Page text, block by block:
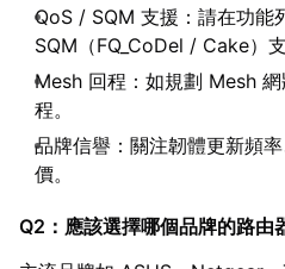
QoS / SQM 支援：請在功能
SQM（FQ_CoDel / Cake）支
Mesh 回程：如規劃 Mesh
程。
品牌信譽：關注韌體更新頻
價。
Q2：應該選擇哪個品牌的路由